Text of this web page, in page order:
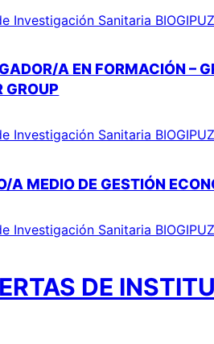
Investigación Sanitaria
A EN FORMACIÓN –
GROUP
Investigación Sanitaria
A MEDIO DE GESTIÓN
Investigación Sanitaria
DE